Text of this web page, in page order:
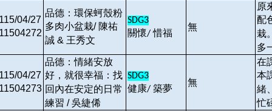
04/27
品德：環保蚵殼粉
多肉小盆栽/ 陳祐
誠 & 王秀文
SDG3
關懷/惜福
無
原
配
栽
多
04/27
品德：情緒安放
好，就很幸福：找
回內在安定的日常
練習 / 吳緁俙
SDG3
健康/ 築夢
無
在
本
緒
忙